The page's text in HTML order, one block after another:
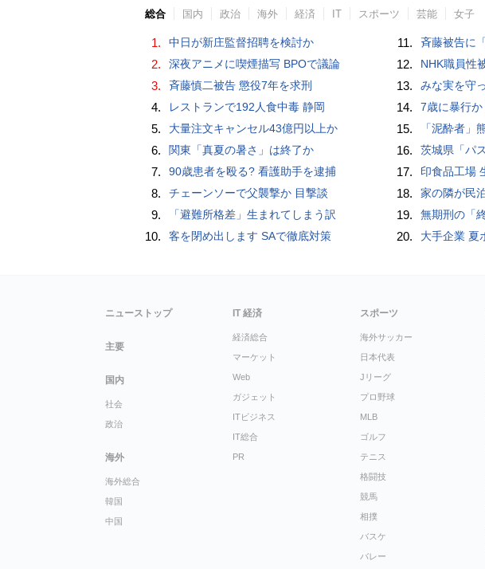
総合 国内 政治 海外 経済 IT スポーツ 芸能 女子
1. 中日が新庄監督招聘を検討か
2. 深夜アニメに喫煙描写 BPOで議論
3. 斉藤慎二被告 懲役7年を求刑
4. レストランで192人食中毒 静岡
5. 大量注文キャンセル43億円以上か
6. 関東「真夏の暑さ」は終了か
7. 90歳患者を殴る? 看護助手を逮捕
8. チェーンソーで父襲撃か 目撃談
9. 「避難所格差」生まれてしまう訳
10. 客を閉め出します SAで徹底対策
11. 斉藤被告に
12. NHK職員性
13. みな実を守
14. 7歳に暴行
15. 「泥酔者」
16. 茨城県「パ
17. 印食品工場
18. 家の隣が民
19. 無期刑の「
20. 大手企業 夏
ニューストップ
主要
国内
社会
政治
海外
海外総合
韓国
中国
IT 経済
経済総合
マーケット
Web
ガジェット
ITビジネス
IT総合
PR
スポーツ
海外サッカー
日本代表
Jリーグ
プロ野球
MLB
ゴルフ
テニス
格闘技
競馬
相撲
バスケ
バレー